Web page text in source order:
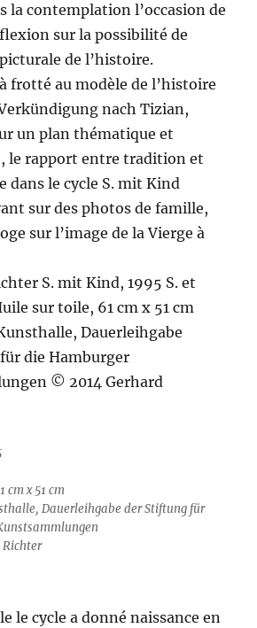
la contemplation l’occasion de
sur la possibilité de
de l’histoire.
frotté au modèle de l’histoire
nach Tizian,
un plan thématique et
le rapport entre tradition et
dans le cycle S. mit Kind
sur des photos de famille,
sur l’image de la Vierge à
cm x 51 cm
Dauerleihgabe der Stiftung für
le cycle a donné naissance en